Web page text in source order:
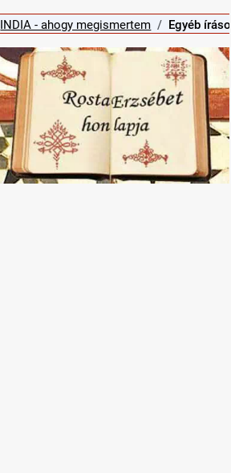
INDIA - ahogy megismertem Egyéb